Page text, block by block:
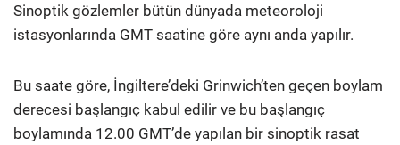
Sinoptik gözlemler bütün dünyada meteoroloji
istasyonlarında GMT saatine göre aynı anda yapılır.
Bu saate göre, İngiltere’deki Grinwich’ten geçen boylam
derecesi başlangıç kabul edilir ve bu başlangıç
boylamında 12.00 GMT’de yapılan bir sinoptik rasat